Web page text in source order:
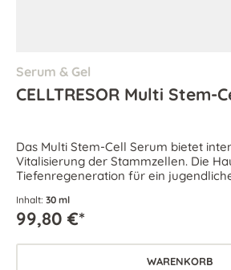
Serum & Gel
CELLTRESOR Multi Stem-
Das Multi Stem-Cell Serum bietet
Vitalisierung der Stammzellen. Die
Tiefenregeneration für ein
Inhalt: 30 ml
99,80 €*
WARENKORB